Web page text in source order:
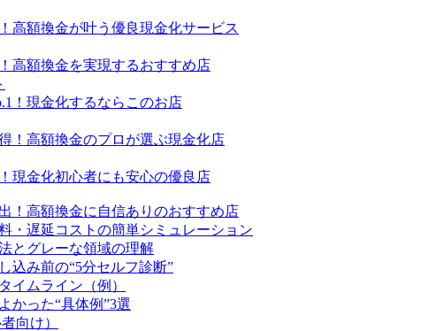
高額換金が叶う優良現金化サービス
高額換金を実現するおすすめ店
！現金化するならこのお店
！高額換金のプロが選ぶ現金化店
現金化初心者にも安心の優良店
！高額換金に自信ありのおすすめ店
・遅延コストの簡単シミュレーション
とグレーな領域の理解
込み前の“5分セルフ診断”
イムライン（例）
かった“具体例”3選
向け）